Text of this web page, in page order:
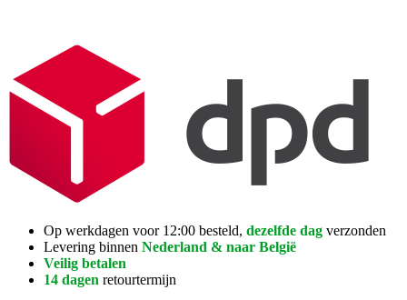
Op werkdagen voor 12:00 besteld, dezelfde dag verzonden
Levering binnen Nederland & naar België
Veilig betalen
14 dagen retourtermijn